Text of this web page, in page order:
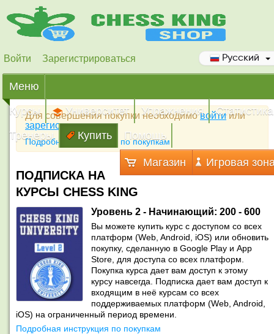
Войти Зарегистрироваться Русский
Меню
Курсы
Университет Упражнения
Статистика
Тренеры
Купить Помощь
Магазин Игровая
Для совершения покупки необходимовойтиили
зарегистрироваться
Подробная инструкция по покупкам
ПОДПИСКА НА
КУРСЫ CHESS KING
Уровень 2 - Начинающий: 200 - 600
Вы можете купить курс с доступом со всех
платформ (Web, Android, iOS) или обновить
покупку, сделанную в Google Play и App
Store, для доступа со всех платформ.
Покупка курса дает вам доступ к этому
курсу навсегда. Подписка дает вам доступ к
входящим в неё курсам со всех
поддерживаемых платформ (Web, Android,
iOS) на ограниченный период времени.
Подробная инструкция по покупкам